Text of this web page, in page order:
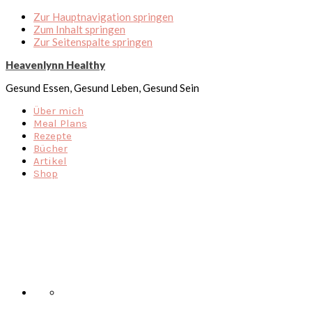
Zur Hauptnavigation springen
Zum Inhalt springen
Zur Seitenspalte springen
Heavenlynn Healthy
Gesund Essen, Gesund Leben, Gesund Sein
Über mich
Meal Plans
Rezepte
Bücher
Artikel
Shop